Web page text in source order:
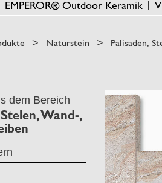
EMPEROR® Outdoor Keramik
> Naturstein > Palisaden,
dem Bereich
Wand-,